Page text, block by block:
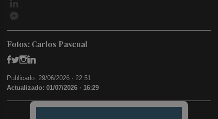
Fotos: Carlos Pascual
Publicado: 29/06/2026 · 22:51
Actualizado: 01/07/2026 · 16:29